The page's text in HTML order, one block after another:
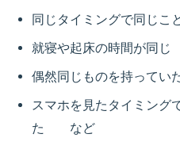
同じタイミングで同じこ
就寝や起床の時間が同じ
偶然同じものを持ってい
スマホを見たタイミング
た など